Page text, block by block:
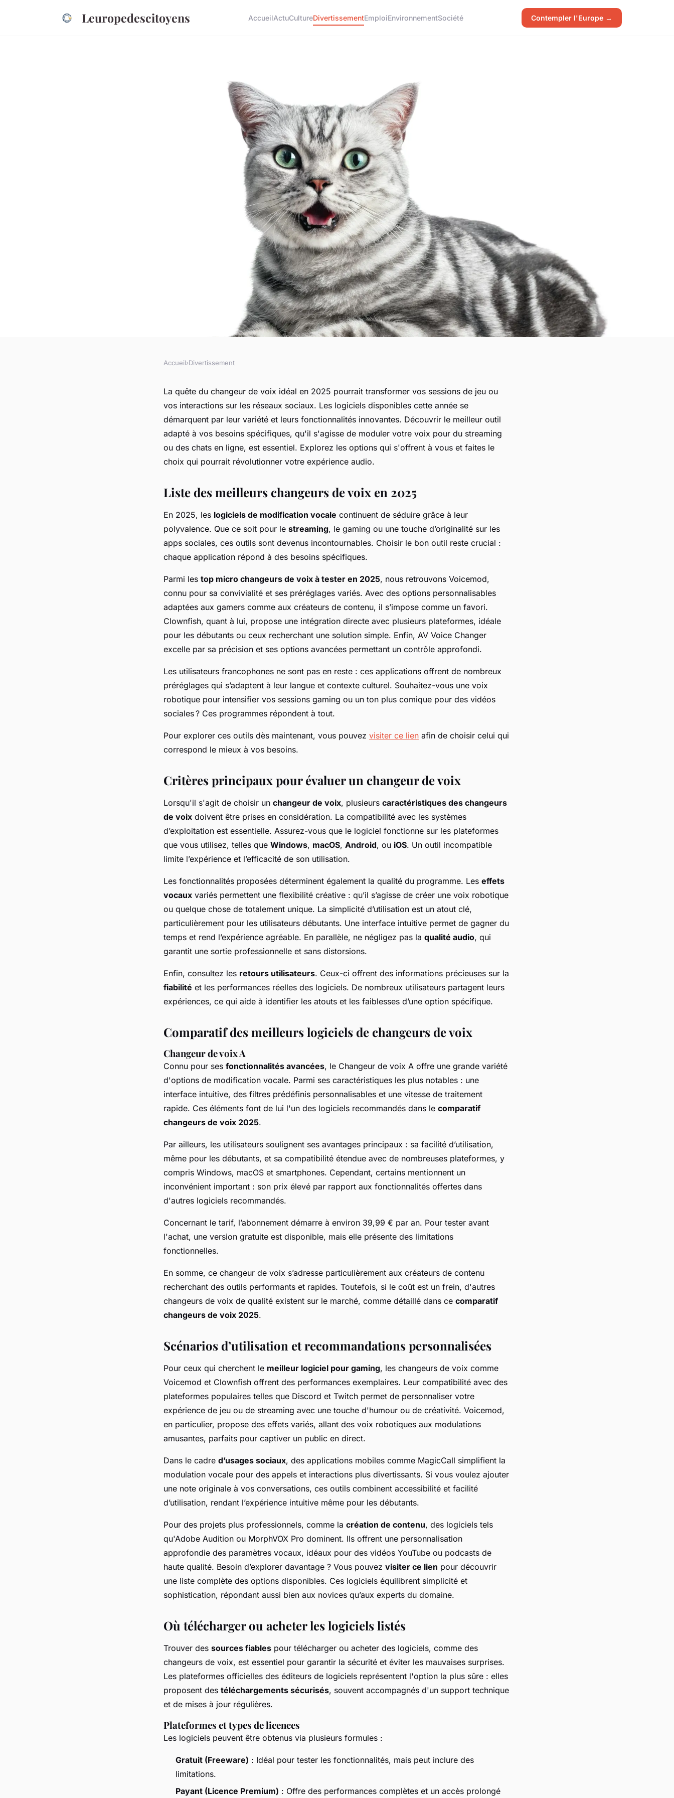
Leuropedescitoyens AccueilActuCultureDivertissementEmploiEnvironnementSociété Contempler l'Europe →
Top micro changeurs de voix à tester
Accueil›Divertissement
La quête du changeur de voix idéal en 2025 pourrait transformer vos sessions de jeu ou
vos interactions sur les réseaux sociaux. Les logiciels disponibles cette année se
démarquent par leur variété et leurs fonctionnalités innovantes. Découvrir le meilleur outil
adapté à vos besoins spécifiques, qu'il s'agisse de moduler votre voix pour du streaming
ou des chats en ligne, est essentiel. Explorez les options qui s'offrent à vous et faites le
choix qui pourrait révolutionner votre expérience audio.
Liste des meilleurs changeurs de voix en 2025
En 2025, les logiciels de modification vocale continuent de séduire grâce à leur
polyvalence. Que ce soit pour le streaming, le gaming ou une touche d’originalité sur les
apps sociales, ces outils sont devenus incontournables. Choisir le bon outil reste crucial :
chaque application répond à des besoins spécifiques.
Parmi les top micro changeurs de voix à tester en 2025, nous retrouvons Voicemod,
connu pour sa convivialité et ses préréglages variés. Avec des options personnalisables
adaptées aux gamers comme aux créateurs de contenu, il s’impose comme un favori.
Clownfish, quant à lui, propose une intégration directe avec plusieurs plateformes, idéale
pour les débutants ou ceux recherchant une solution simple. Enfin, AV Voice Changer
excelle par sa précision et ses options avancées permettant un contrôle approfondi.
Les utilisateurs francophones ne sont pas en reste : ces applications offrent de nombreux
préréglages qui s’adaptent à leur langue et contexte culturel. Souhaitez-vous une voix
robotique pour intensifier vos sessions gaming ou un ton plus comique pour des vidéos
sociales ? Ces programmes répondent à tout.
Pour explorer ces outils dès maintenant, vous pouvez visiter ce lien afin de choisir celui qui
correspond le mieux à vos besoins.
Critères principaux pour évaluer un changeur de voix
Lorsqu'il s'agit de choisir un changeur de voix, plusieurs caractéristiques des changeurs
de voix doivent être prises en considération. La compatibilité avec les systèmes
d’exploitation est essentielle. Assurez-vous que le logiciel fonctionne sur les plateformes
que vous utilisez, telles que Windows, macOS, Android, ou iOS. Un outil incompatible
limite l’expérience et l’efficacité de son utilisation.
Les fonctionnalités proposées déterminent également la qualité du programme. Les effets
vocaux variés permettent une flexibilité créative : qu’il s’agisse de créer une voix robotique
ou quelque chose de totalement unique. La simplicité d’utilisation est un atout clé,
particulièrement pour les utilisateurs débutants. Une interface intuitive permet de gagner du
temps et rend l’expérience agréable. En parallèle, ne négligez pas la qualité audio, qui
garantit une sortie professionnelle et sans distorsions.
Enfin, consultez les retours utilisateurs. Ceux-ci offrent des informations précieuses sur la
fiabilité et les performances réelles des logiciels. De nombreux utilisateurs partagent leurs
expériences, ce qui aide à identifier les atouts et les faiblesses d’une option spécifique.
Comparatif des meilleurs logiciels de changeurs de voix
Changeur de voix A
Connu pour ses fonctionnalités avancées, le Changeur de voix A offre une grande variété
d'options de modification vocale. Parmi ses caractéristiques les plus notables : une
interface intuitive, des filtres prédéfinis personnalisables et une vitesse de traitement
rapide. Ces éléments font de lui l'un des logiciels recommandés dans le comparatif
changeurs de voix 2025.
Par ailleurs, les utilisateurs soulignent ses avantages principaux : sa facilité d’utilisation,
même pour les débutants, et sa compatibilité étendue avec de nombreuses plateformes, y
compris Windows, macOS et smartphones. Cependant, certains mentionnent un
inconvénient important : son prix élevé par rapport aux fonctionnalités offertes dans
d'autres logiciels recommandés.
Concernant le tarif, l’abonnement démarre à environ 39,99 € par an. Pour tester avant
l'achat, une version gratuite est disponible, mais elle présente des limitations
fonctionnelles.
En somme, ce changeur de voix s’adresse particulièrement aux créateurs de contenu
recherchant des outils performants et rapides. Toutefois, si le coût est un frein, d'autres
changeurs de voix de qualité existent sur le marché, comme détaillé dans ce comparatif
changeurs de voix 2025.
Scénarios d’utilisation et recommandations personnalisées
Pour ceux qui cherchent le meilleur logiciel pour gaming, les changeurs de voix comme
Voicemod et Clownfish offrent des performances exemplaires. Leur compatibilité avec des
plateformes populaires telles que Discord et Twitch permet de personnaliser votre
expérience de jeu ou de streaming avec une touche d'humour ou de créativité. Voicemod,
en particulier, propose des effets variés, allant des voix robotiques aux modulations
amusantes, parfaits pour captiver un public en direct.
Dans le cadre d’usages sociaux, des applications mobiles comme MagicCall simplifient la
modulation vocale pour des appels et interactions plus divertissants. Si vous voulez ajouter
une note originale à vos conversations, ces outils combinent accessibilité et facilité
d’utilisation, rendant l’expérience intuitive même pour les débutants.
Pour des projets plus professionnels, comme la création de contenu, des logiciels tels
qu'Adobe Audition ou MorphVOX Pro dominent. Ils offrent une personnalisation
approfondie des paramètres vocaux, idéaux pour des vidéos YouTube ou podcasts de
haute qualité. Besoin d’explorer davantage ? Vous pouvez visiter ce lien pour découvrir
une liste complète des options disponibles. Ces logiciels équilibrent simplicité et
sophistication, répondant aussi bien aux novices qu’aux experts du domaine.
Où télécharger ou acheter les logiciels listés
Trouver des sources fiables pour télécharger ou acheter des logiciels, comme des
changeurs de voix, est essentiel pour garantir la sécurité et éviter les mauvaises surprises.
Les plateformes officielles des éditeurs de logiciels représentent l'option la plus sûre : elles
proposent des téléchargements sécurisés, souvent accompagnés d'un support technique
et de mises à jour régulières.
Plateformes et types de licences
Les logiciels peuvent être obtenus via plusieurs formules :
Gratuit (Freeware) : Idéal pour tester les fonctionnalités, mais peut inclure des
limitations.
Payant (Licence Premium) : Offre des performances complètes et un accès prolongé